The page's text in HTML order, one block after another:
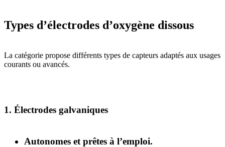
Types d’électrodes d’oxygène dissous
La catégorie propose différents types de capteurs adaptés aux usages
courants ou avancés.
1. Électrodes galvaniques
Autonomes et prêtes à l’emploi.